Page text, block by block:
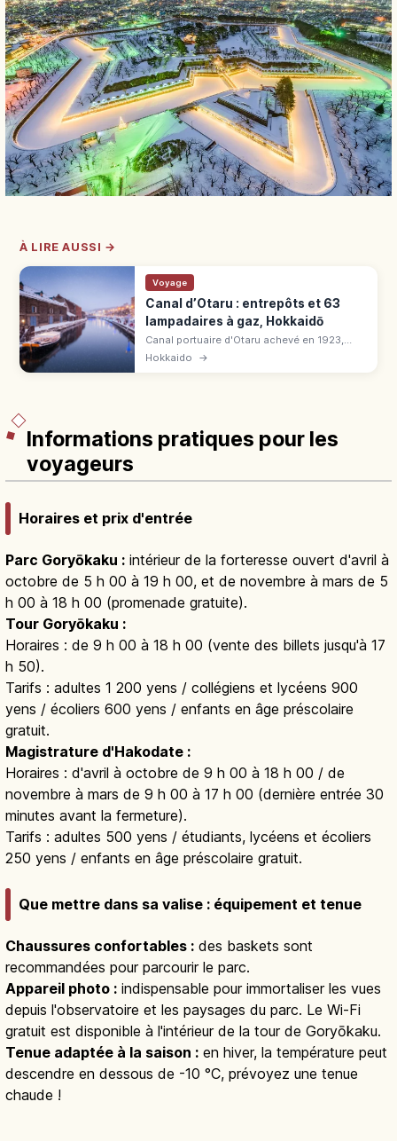
À LIRE AUSSI →
Voyage
Canal d’Otaru : entrepôts et 63
lampadaires à gaz, Hokkaidō
Canal portuaire d'Otaru achevé en 1923,
long de 1 140 m. Entrepôts en pierre, 63
Hokkaido →
Informations pratiques pour les
voyageurs
Horaires et prix d'entrée
Parc Goryōkaku : intérieur de la forteresse ouvert d'avril à
octobre de 5 h 00 à 19 h 00, et de novembre à mars de 5
h 00 à 18 h 00 (promenade gratuite).
Tour Goryōkaku :
Horaires : de 9 h 00 à 18 h 00 (vente des billets jusqu'à 17
h 50).
Tarifs : adultes 1 200 yens / collégiens et lycéens 900
yens / écoliers 600 yens / enfants en âge préscolaire
gratuit.
Magistrature d'Hakodate :
Horaires : d'avril à octobre de 9 h 00 à 18 h 00 / de
novembre à mars de 9 h 00 à 17 h 00 (dernière entrée 30
minutes avant la fermeture).
Tarifs : adultes 500 yens / étudiants, lycéens et écoliers
250 yens / enfants en âge préscolaire gratuit.
Que mettre dans sa valise : équipement et tenue
Chaussures confortables : des baskets sont
recommandées pour parcourir le parc.
Appareil photo : indispensable pour immortaliser les vues
depuis l'observatoire et les paysages du parc. Le Wi-Fi
gratuit est disponible à l'intérieur de la tour de Goryōkaku.
Tenue adaptée à la saison : en hiver, la température peut
descendre en dessous de -10 °C, prévoyez une tenue
chaude !